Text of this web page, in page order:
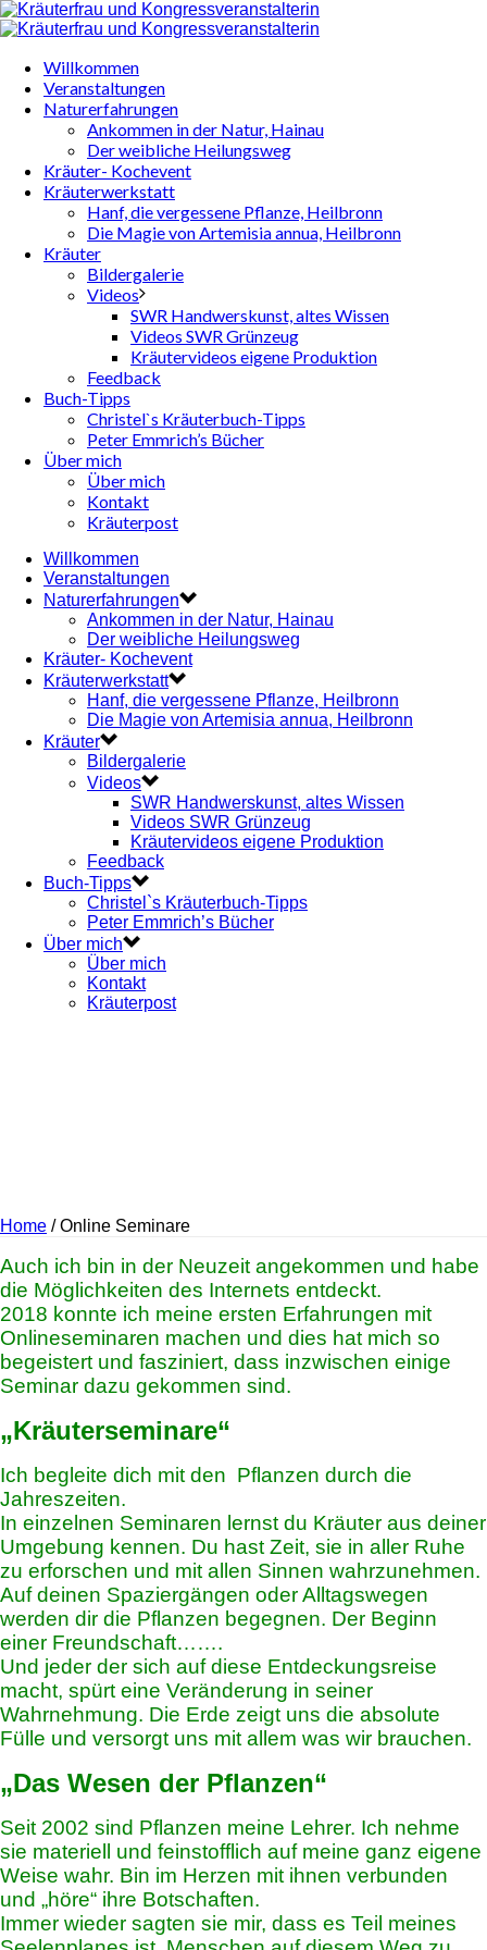
Willkommen
Veranstaltungen
Naturerfahrungen
Ankommen in der Natur, Hainau
Der weibliche Heilungsweg
Kräuter- Kochevent
Kräuterwerkstatt
Hanf, die vergessene Pflanze, Heilbronn
Die Magie von Artemisia annua, Heilbronn
Kräuter
Bildergalerie
Videos
SWR Handwerskunst, altes Wissen
Videos SWR Grünzeug
Kräutervideos eigene Produktion
Feedback
Buch-Tipps
Christel`s Kräuterbuch-Tipps
Peter Emmrich’s Bücher
Über mich
Über mich
Kontakt
Kräuterpost
Willkommen
Veranstaltungen
Naturerfahrungen
Ankommen in der Natur, Hainau
Der weibliche Heilungsweg
Kräuter- Kochevent
Kräuterwerkstatt
Hanf, die vergessene Pflanze, Heilbronn
Die Magie von Artemisia annua, Heilbronn
Kräuter
Bildergalerie
Videos
SWR Handwerskunst, altes Wissen
Videos SWR Grünzeug
Kräutervideos eigene Produktion
Feedback
Buch-Tipps
Christel`s Kräuterbuch-Tipps
Peter Emmrich’s Bücher
Über mich
Über mich
Kontakt
Kräuterpost
Home /Online Seminare
Auch ich bin in der Neuzeit angekommen und habe
die Möglichkeiten des Internets entdeckt.
2018 konnte ich meine ersten Erfahrungen mit
Onlineseminaren machen und dies hat mich so
begeistert und fasziniert, dass inzwischen einige
Seminar dazu gekommen sind.
„Kräuterseminare“
Ich begleite dich mit den Pflanzen durch die
Jahreszeiten.
In einzelnen Seminaren lernst du Kräuter aus deiner
Umgebung kennen. Du hast Zeit, sie in aller Ruhe
zu erforschen und mit allen Sinnen wahrzunehmen.
Auf deinen Spaziergängen oder Alltagswegen
werden dir die Pflanzen begegnen. Der Beginn
einer Freundschaft…….
Und jeder der sich auf diese Entdeckungsreise
macht, spürt eine Veränderung in seiner
Wahrnehmung. Die Erde zeigt uns die absolute
Fülle und versorgt uns mit allem was wir brauchen.
„Das Wesen der Pflanzen“
Seit 2002 sind Pflanzen meine Lehrer. Ich nehme
sie materiell und feinstofflich auf meine ganz eigene
Weise wahr. Bin im Herzen mit ihnen verbunden
und „höre“ ihre Botschaften.
Immer wieder sagten sie mir, dass es Teil meines